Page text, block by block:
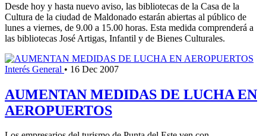
Desde hoy y hasta nuevo aviso, las bibliotecas de la Casa de la
Cultura de la ciudad de Maldonado estarán abiertas al público de
lunes a viernes, de 9.00 a 15.00 horas. Esta medida comprenderá a
las bibliotecas José Artigas, Infantil y de Bienes Culturales.
Interés General • 16 Dec 2007
AUMENTAN MEDIDAS DE LUCHA EN
AEROPUERTOS